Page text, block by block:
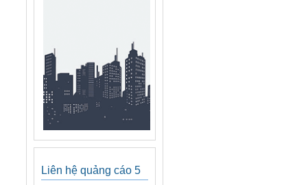
Liên hệ quảng cáo 5